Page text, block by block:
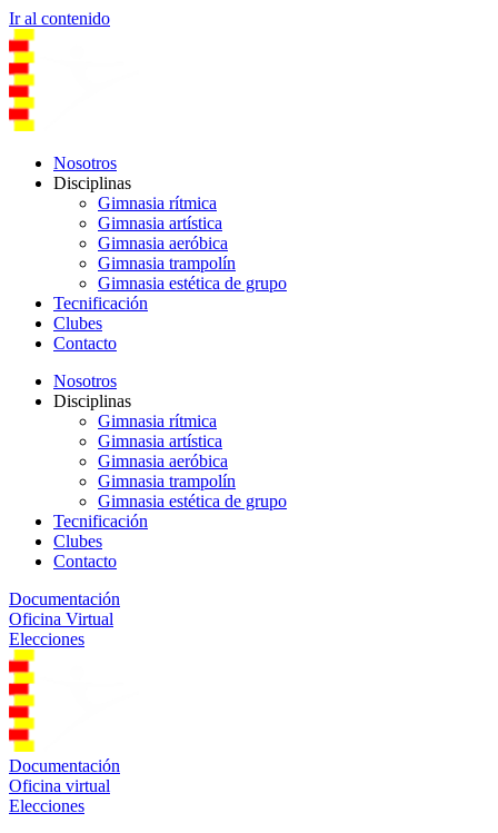
Ir al contenido
Nosotros
Disciplinas
Gimnasia rítmica
Gimnasia artística
Gimnasia aeróbica
Gimnasia trampolín
Gimnasia estética de grupo
Tecnificación
Clubes
Contacto
Nosotros
Disciplinas
Gimnasia rítmica
Gimnasia artística
Gimnasia aeróbica
Gimnasia trampolín
Gimnasia estética de grupo
Tecnificación
Clubes
Contacto
Documentación
Oficina Virtual
Elecciones
Documentación
Oficina virtual
Elecciones